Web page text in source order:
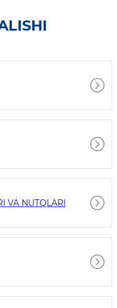
VA NUTQLARI